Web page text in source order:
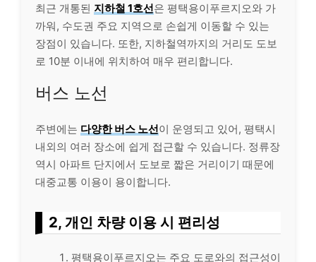
최근 개통된 지하철 1호선은 평택용이푸르지오와 가
까워, 수도권 주요 지역으로 손쉽게 이동할 수 있는
장점이 있습니다. 또한, 지하철역까지의 거리도 도보
로 10분 이내에 위치하여 매우 편리합니다.
버스 노선
주변에는 다양한 버스 노선이 운영되고 있어, 평택시
내외의 여러 장소에 쉽게 접근할 수 있습니다. 정류장
역시 아파트 단지에서 도보로 짧은 거리이기 때문에
대중교통 이용이 용이합니다.
2, 개인 차량 이용 시 편리성
평택용이푸르지오는 주요 도로와의 접근성이